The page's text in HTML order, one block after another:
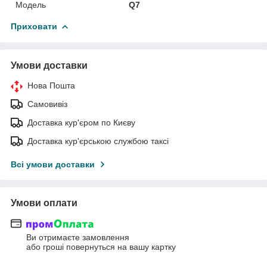
Модель
Q7
Приховати
Умови доставки
Нова Пошта
Самовивіз
Доставка кур'єром по Києву
Доставка кур'єрською службою таксі
Всі умови доставки
Умови оплати
Ви отримаєте замовлення
або гроші повернуться на вашу картку